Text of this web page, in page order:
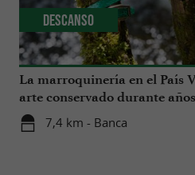
La marroquinería en el País
arte conservado durante años
7,4 km - Banca
Descanso